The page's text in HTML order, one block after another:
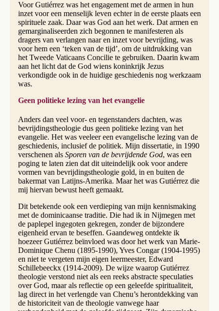
Voor Gutiérrez was het engagement met de armen in hun
inzet voor een menselijk leven echter in de eerste plaats een
spirituele zaak. Daar was God aan het werk. Dat armen en
gemarginaliseerden zich begonnen te manifesteren als
dragers van verlangen naar en inzet voor bevrijding, was
voor hem een ‘teken van de tijd’, om de uitdrukking van
het Tweede Vaticaans Concilie te gebruiken. Daarin kwam
aan het licht dat de God wiens koninkrijk Jezus
verkondigde ook in de huidige geschiedenis nog werkzaam
was.
Geen politieke lezing van het evangelie
Anders dan veel voor- en tegenstanders dachten, was
bevrijdingstheologie dus geen politieke lezing van het
evangelie. Het was veeleer een evangelische lezing van de
geschiedenis, inclusief de politiek. Mijn dissertatie, in 1990
verschenen als Sporen van de bevrijdende God, was een
poging te laten zien dat dit uiteindelijk ook voor andere
vormen van bevrijdingstheologie gold, in en buiten de
bakermat van Latijns-Amerika. Maar het was Gutiérrez die
mij hiervan bewust heeft gemaakt.
Dit betekende ook een verdieping van mijn kennismaking
met de dominicaanse traditie. Die had ik in Nijmegen met
de paplepel ingegoten gekregen, zonder de bijzondere
eigenheid ervan te beseffen. Gaandeweg ontdekte ik
hoezeer Gutiérrez beïnvloed was door het werk van Marie-
Dominique Chenu (1895-1990), Yves Congar (1904-1995)
en niet te vergeten mijn eigen leermeester, Edward
Schillebeeckx (1914-2009). De wijze waarop Gutiérrez
theologie verstond niet als een reeks abstracte speculaties
over God, maar als reflectie op een geleefde spiritualiteit,
lag direct in het verlengde van Chenu’s herontdekking van
de historiciteit van de theologie vanwege haar